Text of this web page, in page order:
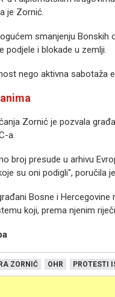
je Zornić.
smanjenju Bonskih
podjele i blokade u zemlji.
nego aktivna sabotaža
Zornić je pozvala
a.
broj presude u arhivu
su oni podigli", poručila
Bosne i
koji, prema njenim
ZORNIĆ OHR PROTESTI